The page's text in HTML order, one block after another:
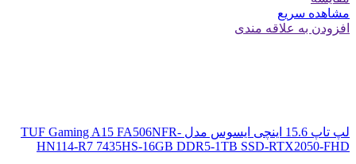
مشاهده سریع
افزودن به علاقه مندی
لپ تاپ 15.6 اینچی ایسوس مدل TUF Gaming A15 FA506NFR-
HN114-R7 7435HS-16GB DDR5-1TB SSD-RTX2050-FHD